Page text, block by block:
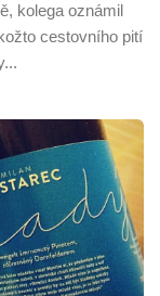
kolega oznámil
cestovního pití